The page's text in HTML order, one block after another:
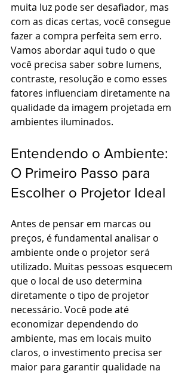
muita luz pode ser desafiador, mas
com as dicas certas, você consegue
fazer a compra perfeita sem erro.
Vamos abordar aqui tudo o que
você precisa saber sobre lumens,
contraste, resolução e como esses
fatores influenciam diretamente na
qualidade da imagem projetada em
ambientes iluminados.
Entendendo o Ambiente:
O Primeiro Passo para
Escolher o Projetor Ideal
Antes de pensar em marcas ou
preços, é fundamental analisar o
ambiente onde o projetor será
utilizado. Muitas pessoas esquecem
que o local de uso determina
diretamente o tipo de projetor
necessário. Você pode até
economizar dependendo do
ambiente, mas em locais muito
claros, o investimento precisa ser
maior para garantir qualidade na